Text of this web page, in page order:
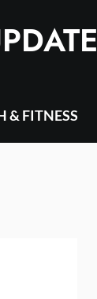
& FITNESS